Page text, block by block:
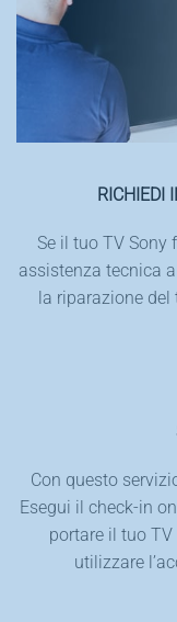
RICHIEDI
Se il tuo TV Sony
assistenza tecnica
la riparazione del
Con questo
Esegui il check-in
portare il tuo
utilizzare